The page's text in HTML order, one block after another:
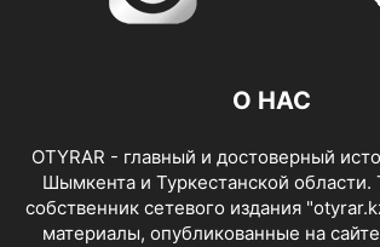
О НАС
OTYRAR - главный и достоверный
Шымкента и Туркестанской
собственник сетевого издания
материалы, опубликованные на